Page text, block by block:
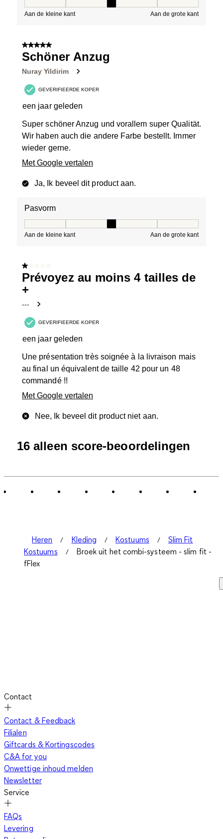
Aan de kleine kant Aan de grote kant
5 van 5 sterren.
Schöner Anzug
Nuray Yildirim
GEVERIFIEERDE KOPER
een jaar geleden
Super schöner Anzug und vorallem super Qualität.
Wir haben auch die andere Farbe bestellt. Immer
wieder gerne.
Met Google vertalen
Ja, Ik beveel dit product aan.
Pasvorm
Aan de kleine kant Aan de grote kant
1 van 5 sterren.
Prévoyez au moins 4 tailles de
+
---
GEVERIFIEERDE KOPER
een jaar geleden
Une présentation très soignée à la livraison mais
au final un équivalent de taille 42 pour un 48
commandé !!
Met Google vertalen
Nee, Ik beveel dit product niet aan.
16 alleen score-beoordelingen
Heren Kleding Kostuums
Slim Fit
Kostuums
Broek uit het combi-systeem - slim fit -
fFlex
Contact
Contact & Feedback
Filialen
Giftcards & Kortingscodes
C&A for you
Onwettige inhoud melden
Newsletter
Service
FAQs
Levering